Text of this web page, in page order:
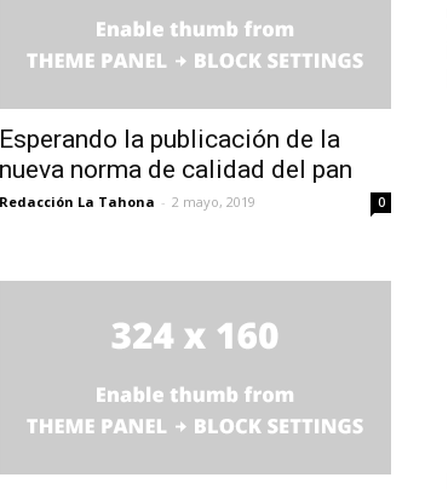
Esperando la publicación de la
nueva norma de calidad del pan
Redacción La Tahona - 2 mayo, 2019 0